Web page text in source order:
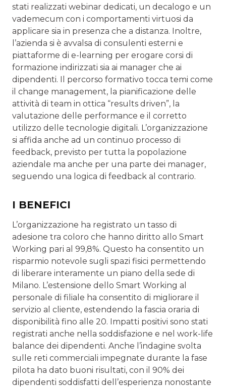
stati realizzati webinar dedicati, un decalogo e un
vademecum con i comportamenti virtuosi da
applicare sia in presenza che a distanza. Inoltre,
l’azienda si è avvalsa di consulenti esterni e
piattaforme di e-learning per erogare corsi di
formazione indirizzati sia ai manager che ai
dipendenti. Il percorso formativo tocca temi come
il change management, la pianificazione delle
attività di team in ottica “results driven”, la
valutazione delle performance e il corretto
utilizzo delle tecnologie digitali. L’organizzazione
si affida anche ad un continuo processo di
feedback, previsto per tutta la popolazione
aziendale ma anche per una parte dei manager,
seguendo una logica di feedback al contrario.
I BENEFICI
L’organizzazione ha registrato un tasso di
adesione tra coloro che hanno diritto allo Smart
Working pari al 99,8%. Questo ha consentito un
risparmio notevole sugli spazi fisici permettendo
di liberare interamente un piano della sede di
Milano. L’estensione dello Smart Working al
personale di filiale ha consentito di migliorare il
servizio al cliente, estendendo la fascia oraria di
disponibilità fino alle 20. Impatti positivi sono stati
registrati anche nella soddisfazione e nel work-life
balance dei dipendenti. Anche l’indagine svolta
sulle reti commerciali impegnate durante la fase
pilota ha dato buoni risultati, con il 90% dei
dipendenti soddisfatti dell’esperienza nonostante